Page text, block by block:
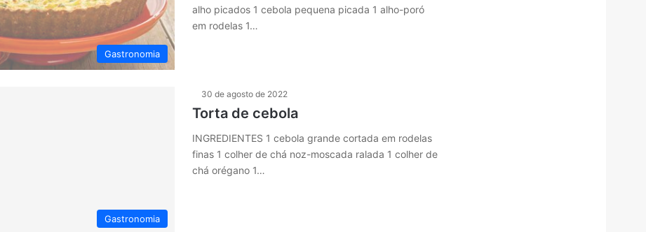
Gastronomia
alho picados 1 cebola pequena picada 1 alho-poró
em rodelas 1…
Gastronomia
30 de agosto de 2022
Torta de cebola
INGREDIENTES 1 cebola grande cortada em rodelas
finas 1 colher de chá noz-moscada ralada 1 colher de
chá orégano 1…